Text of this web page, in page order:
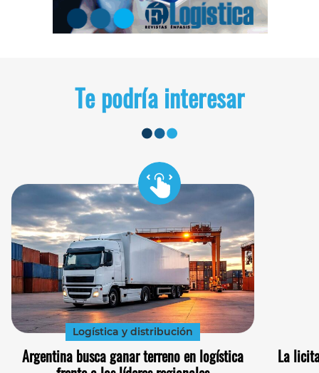
Te podría interesar
Logística y distribución
Argentina busca ganar terreno en logística
La